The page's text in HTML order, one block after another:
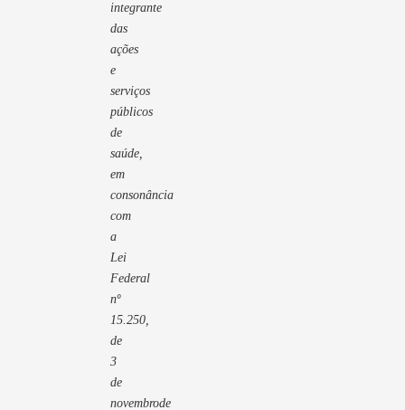
integrante
das
ações
e
serviços
públicos
de
saúde,
em
consonância
com
a
Lei
Federal
nº
15.250,
de
3
de
novembrode